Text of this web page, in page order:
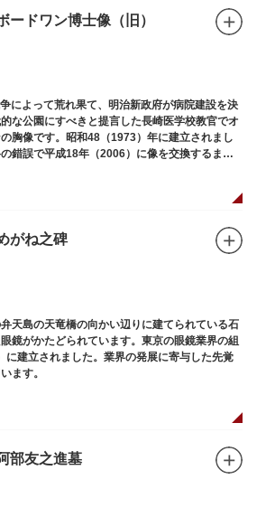
ードワン博士像（旧）
によって荒れ果て、明治新政府が病院建設を決
な公園にすべきと提言した長崎医学校教官でオ
胸像です。昭和48（1973）年に建立されまし
錯誤で平成18年（2006）に像を交換するまで
がね之碑
天島の天竜橋の向かい辺りに建てられている石
鏡がかたどられています。東京の眼鏡業界の組
に建立されました。業界の発展に寄与した先覚
ます。
部友之進墓